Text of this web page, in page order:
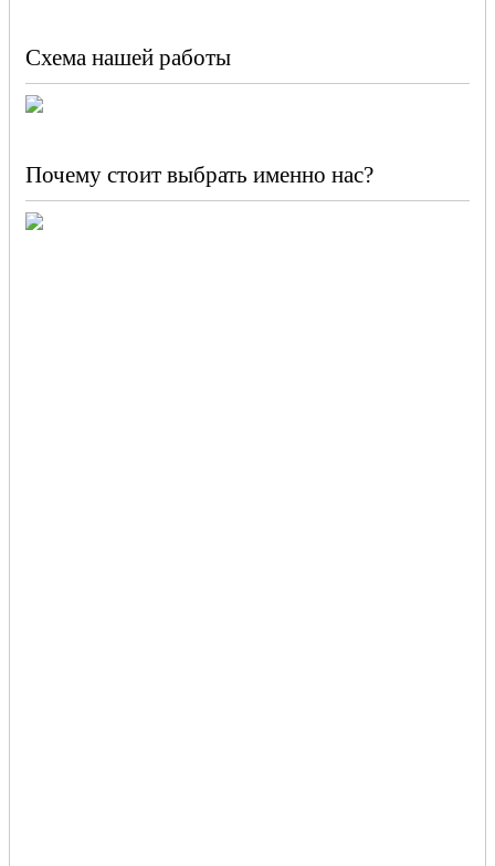
Схема нашей работы
Почему стоит выбрать именно нас?